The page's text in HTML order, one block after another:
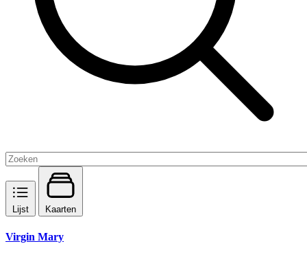
Lijst Kaarten
Virgin Mary